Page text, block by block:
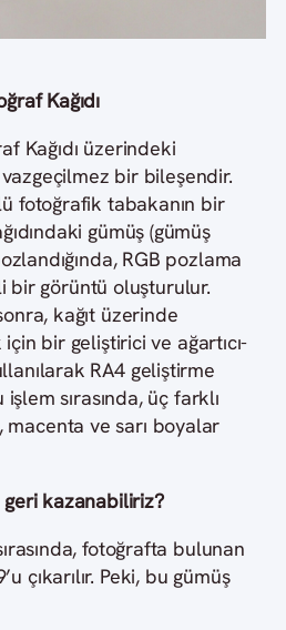
Kağıdı
Kağıdı üzerindeki
bir bileşendir.
fotoğrafik tabakanın bir
gümüş (gümüş
RGB pozlama
bir görüntü oluşturulur.
kağıt üzerinde
bir geliştirici ve ağartıcı-
RA4 geliştirme
sırasında, üç farklı
ve sarı boyalar
geri kazanabiliriz?
fotoğrafta bulunan
çıkarılır. Peki, bu gümüş